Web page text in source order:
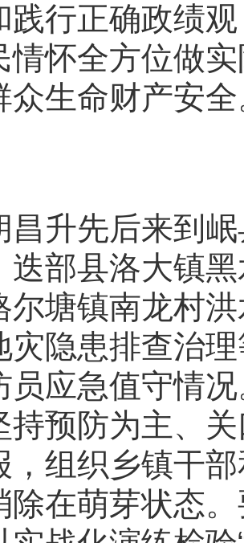
践行正确政绩
情怀全方位做
众生命财产安
先后来到岷
迭部县洛大镇
尔塘镇南龙村
灾隐患排查治
员应急值守情
持预防为主、
，组织乡镇干
除在萌芽状态